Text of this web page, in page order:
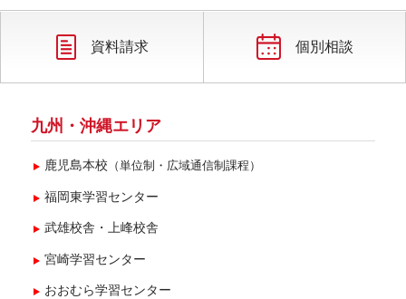
資料請求 個別相談
九州・沖縄エリア
鹿児島本校 （単位制・広域通信制課程）
福岡東学習センター
武雄校舎・上峰校舎
宮崎学習センター
おおむら学習センター